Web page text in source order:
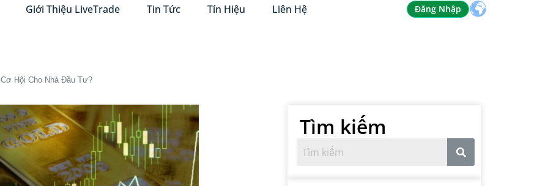
Giới Thiệu LiveTrade Tin Tức Tín Hiệu Liên Hệ Đăng Nhập
Hội Cho Nhà Đầu Tư?
Tìm kiếm